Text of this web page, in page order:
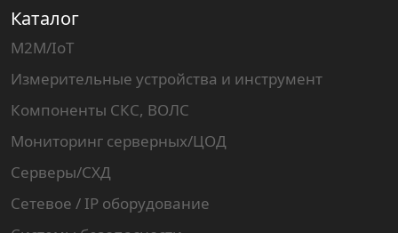
Каталог
M2M/IoT
Измерительные устройства и инструмент
Компоненты СКС, ВОЛС
Мониторинг серверных/ЦОД
Серверы/СХД
Сетевое / IP оборудование